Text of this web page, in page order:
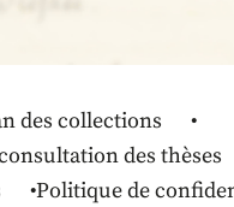
des collections
des thèses
Politique de